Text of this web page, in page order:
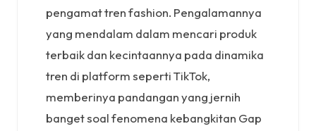
pengamat tren fashion. Pengalamannya
yang mendalam dalam mencari produk
terbaik dan kecintaannya pada dinamika
tren di platform seperti TikTok,
memberinya pandangan yang jernih
banget soal fenomena kebangkitan Gap